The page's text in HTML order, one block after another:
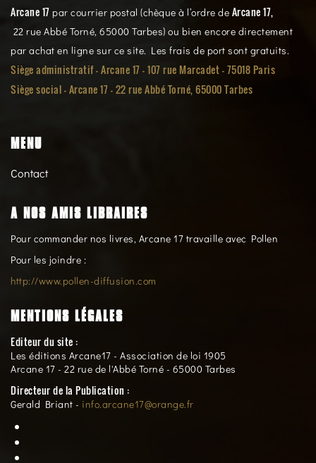
Arcane 17 par courrier postal (chèque à l’ordre de Arcane 17,
22 rue Abbé Torné, 65000 Tarbes) ou bien encore directement
par achat en ligne sur ce site. Les frais de port sont gratuits.
Siège administratif - Arcane 17 - 107 rue Marcadet - 75018 Paris
Siège social -Arcane 17 - 22 rue Abbé Torné, 65000 Tarbes
MENU
Contact
A NOS AMIS LIBRAIRES
Pour commander nos livres, Arcane 17 travaille avec Pollen
Pour les joindre :
http://www.pollen-diffusion.com
MENTIONS LÉGALES
Editeur du site :
Les éditions Arcane17 - Association de loi 1905
Arcane 17 - 22 rue de l'Abbé Torné - 65000 Tarbes
Directeur de la Publication :
Gerald Briant - info.arcane17@orange.fr